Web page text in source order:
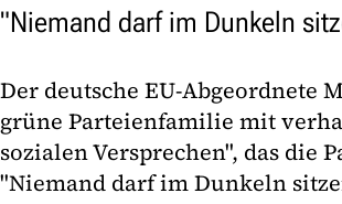
"Niemand darf im Dunkeln
Der deutsche EU-Abgeordnete
grüne Parteienfamilie mit
sozialen Versprechen", das die
"Niemand darf im Dunkeln